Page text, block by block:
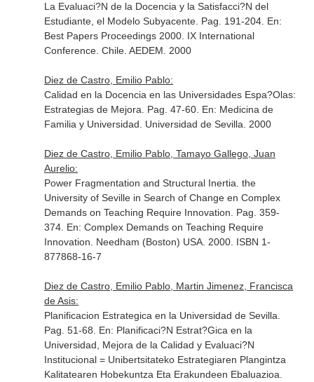
La Evaluaci?N de la Docencia y la Satisfacci?N del
Estudiante, el Modelo Subyacente. Pag. 191-204. En:
Best Papers Proceedings 2000. IX International
Conference. Chile. AEDEM. 2000
Diez de Castro, Emilio Pablo:
Calidad en la Docencia en las Universidades Espa?Olas:
Estrategias de Mejora. Pag. 47-60. En: Medicina de
Familia y Universidad . Universidad de Sevilla. 2000
Diez de Castro, Emilio Pablo, Tamayo Gallego, Juan
Aurelio:
Power Fragmentation and Structural Inertia. the
University of Seville in Search of Change en Complex
Demands on Teaching Require Innovation. Pag. 359-
374. En: Complex Demands on Teaching Require
Innovation . Needham (Boston) USA. 2000. ISBN 1-
877868-16-7
Diez de Castro, Emilio Pablo, Martin Jimenez, Francisca
de Asis:
Planificacion Estrategica en la Universidad de Sevilla.
Pag. 51-68. En: Planificaci?N Estrat?Gica en la
Universidad, Mejora de la Calidad y Evaluaci?N
Institucional = Unibertsitateko Estrategiaren Plangintza
Kalitatearen Hobekuntza Eta Erakundeen Ebaluazioa